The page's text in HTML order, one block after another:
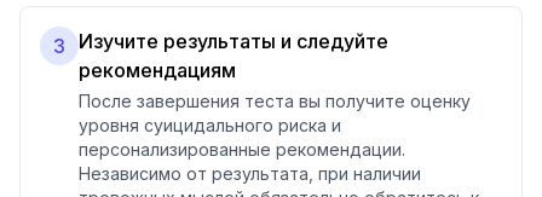
3
Изучите результаты и следуйте
рекомендациям
После завершения теста вы получите оценку
уровня суицидального риска и
персонализированные рекомендации.
Независимо от результата, при наличии